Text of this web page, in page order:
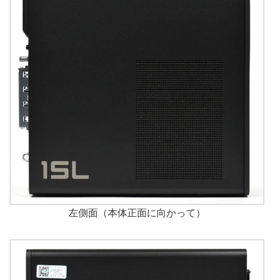
左側面（本体正面に向かって）